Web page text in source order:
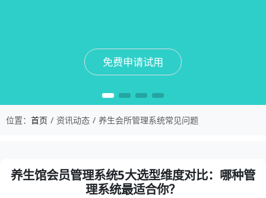
免费申请试用
免费申请试用
免费申请试用
免费申请试用
位置： 首页 资讯动态 养生会所管理系统常见问题
养生馆会员管理系统5大选型维度对比：哪种管
理系统最适合你？